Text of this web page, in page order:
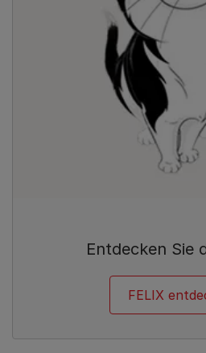
Entdecken Sie
FELIX